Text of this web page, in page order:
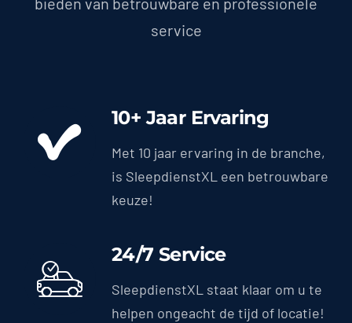
service
10+ Jaar Ervaring
Met 10 jaar ervaring in de branche,
is SleepdienstXL een betrouwbare
keuze!
24/7 Service
SleepdienstXL staat klaar om u te
helpen ongeacht de tijd of locatie!